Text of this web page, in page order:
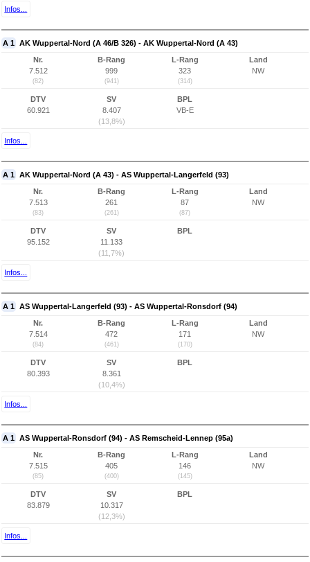
Infos...
A 1 AK Wuppertal-Nord (A 46/B 326) - AK Wuppertal-Nord (A 43)
Nr.
7.512
(82)
B-Rang
999
(941)
L-Rang
323
(314)
Land
NW
DTV
60.921
SV
8.407
(13,8%)
BPL
VB-E
Infos...
A 1 AK Wuppertal-Nord (A 43) - AS Wuppertal-Langerfeld (93)
Nr.
7.513
(83)
B-Rang
261
(261)
L-Rang
87
(87)
Land
NW
DTV
95.152
SV
11.133
(11,7%)
BPL
Infos...
A 1 AS Wuppertal-Langerfeld (93) - AS Wuppertal-Ronsdorf (94)
Nr.
7.514
(84)
B-Rang
472
(461)
L-Rang
171
(170)
Land
NW
DTV
80.393
SV
8.361
(10,4%)
BPL
Infos...
A 1 AS Wuppertal-Ronsdorf (94) - AS Remscheid-Lennep (95a)
Nr.
7.515
(85)
B-Rang
405
(400)
L-Rang
146
(145)
Land
NW
DTV
83.879
SV
10.317
(12,3%)
BPL
Infos...